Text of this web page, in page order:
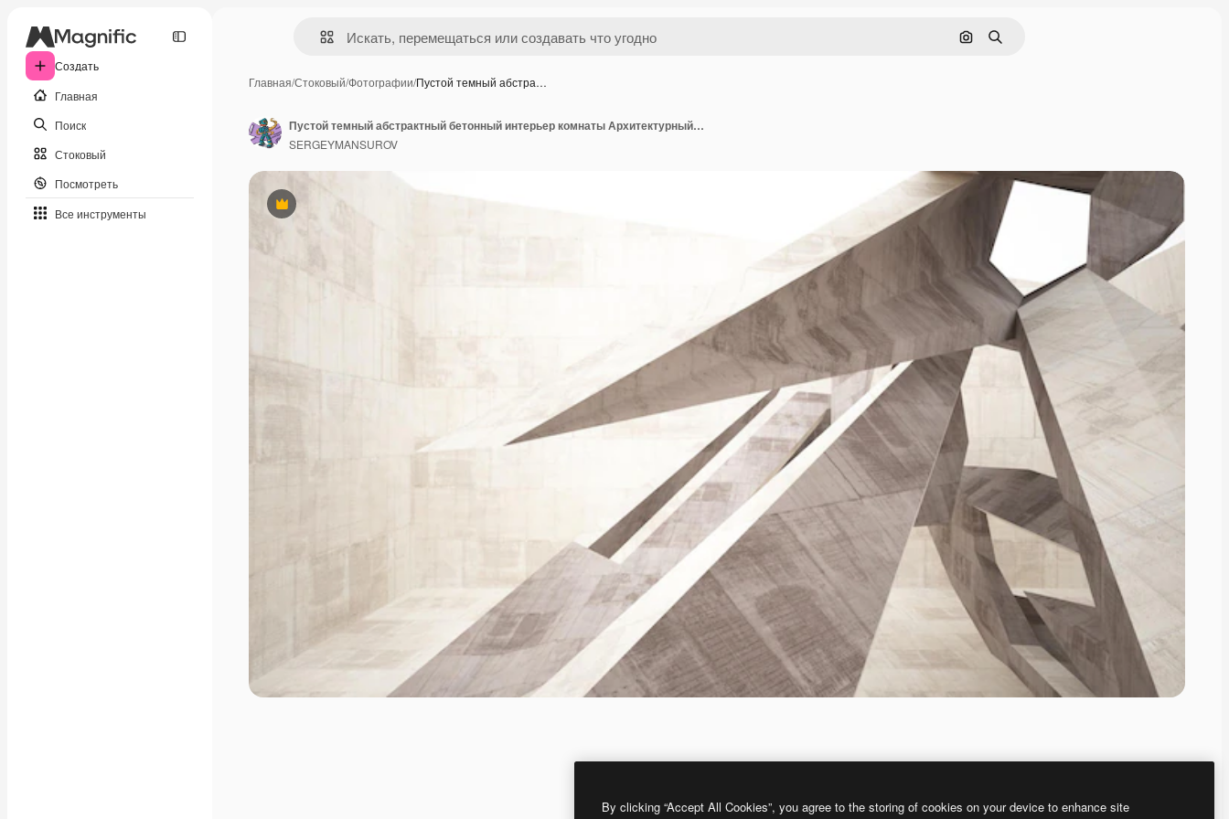
Создать
Главная
Поиск
Стоковый
Посмотреть
Все инструменты
Поиск по изображению
Поиск
Главная/Стоковый/Фотографии/Пустой темный абстра…
Премиум
Пустой темный абстрактный бетонный интерьер комнаты Архитектурный фон Ночной вид на освещенную
SERGEYMANSUROV
By clicking “Accept All Cookies”, you agree to the storing of cookies on your device to enhance site